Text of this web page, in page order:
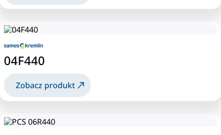
04F440
Zobacz produkt